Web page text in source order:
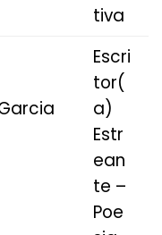
tiva
Escri
tor(
a)
Estr
ean
te –
Poe